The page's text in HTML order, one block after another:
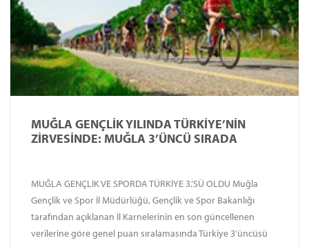
MUĞLA GENÇLİK YILINDA TÜRKİYE’NİN
ZİRVESİNDE: MUĞLA 3’ÜNCÜ SIRADA
MUĞLA GENÇLİK VE SPORDA TÜRKİYE 3.’SÜ OLDU Muğla
Gençlik ve Spor İl Müdürlüğü, Gençlik ve Spor Bakanlığı
tarafından açıklanan İl Karnelerinin en son güncellenen
verilerine göre genel puan sıralamasında Türkiye 3’üncüsü